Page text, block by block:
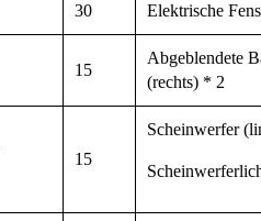
30 Elektrische
15
Abgeblendete
(rechts) * 2
15
Scheinwerfer